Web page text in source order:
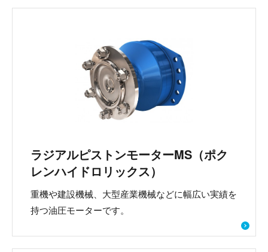
ラジアルピストンモーターMS（ポク
レンハイドロリックス）
重機や建設機械、大型産業機械などに幅広い実績を
持つ油圧モーターです。